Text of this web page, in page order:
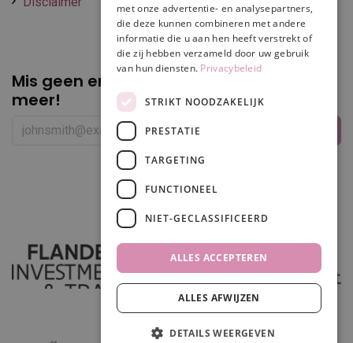
In winkelwagen
0
Mis geen enkele
promotie of korting
meer!
met onze advertentie- en analysepartners,
die deze kunnen combineren met andere
informatie die u aan hen heeft verstrekt of
die zij hebben verzameld door uw gebruik
van hun diensten. Privacybeleid
STRIKT NOODZAKELIJK
PRESTATIE
TARGETING
FUNCTIONEEL
NIET-GECLASSIFICEERD
ALLES ACCEPTEREN
ALLES AFWIJZEN
DETAILS WEERGEVEN